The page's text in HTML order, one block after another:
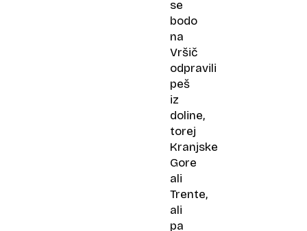
se
bodo
na
Vršič
odpravili
peš
iz
doline,
torej
Kranjske
Gore
ali
Trente,
ali
pa